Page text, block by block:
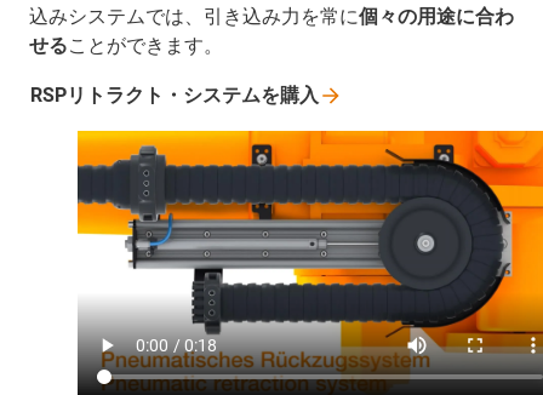
込みシステムでは、引き込み力を常に個々の用途に合わ
せることができます。
RSPリトラクト・システムを購入